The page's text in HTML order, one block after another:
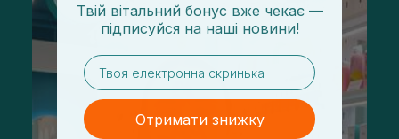
Твій вітальний бонус вже чекає —
підписуйся на наші новини!
email
Отримати знижку